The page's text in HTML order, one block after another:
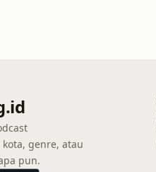
genre, atau
pun.